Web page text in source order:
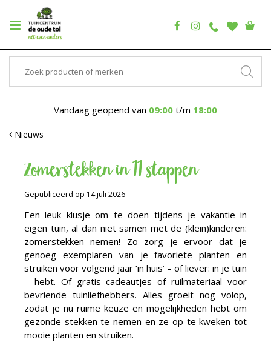
Vandaag geopend van 09:00 t/m 18:00
Nieuws
Zomerstekken in 11 stappen
Gepubliceerd op 14 juli 2026
Een leuk klusje om te doen tijdens je vakantie in
eigen tuin, al dan niet samen met de (klein)kinderen:
zomerstekken nemen! Zo zorg je ervoor dat je
genoeg exemplaren van je favoriete planten en
struiken voor volgend jaar ‘in huis’ – of liever: in je tuin
– hebt. Of gratis cadeautjes of ruilmateriaal voor
bevriende tuinliefhebbers. Alles groeit nog volop,
zodat je nu ruime keuze en mogelijkheden hebt om
gezonde stekken te nemen en ze op te kweken tot
mooie planten en struiken.